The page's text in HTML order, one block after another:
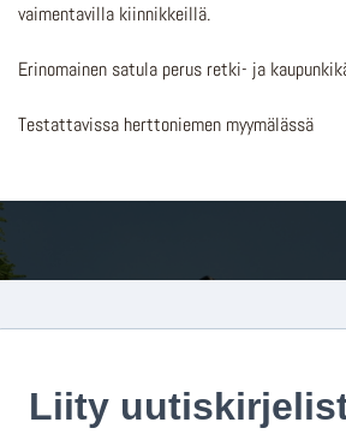
vaimentavilla kiinnikkeillä.
Erinomainen satula perus retki- ja
Testattavissa herttoniemen myymälässä